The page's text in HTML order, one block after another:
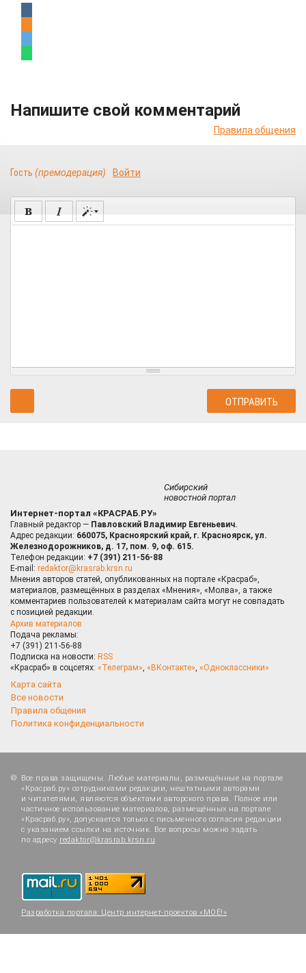
Напишите свой комментарий
Правила общения
Гость (премодерация) Войти
Сибирский
новостной портал
Интернет-портал «КРАСРАБ.РУ»
Главный редактор — Павловский Владимир Евгеньевич.
Адрес редакции: 660075, Красноярский край, г. Красноярск, ул.
Железнодорожников, д. 17, пом. 9, оф. 615.
Телефон редакции: +7 (391) 211-56-88
E-mail: redaktor@krasrab.krsn.ru
Мнения авторов статей, опубликованных на портале «Красраб»,
материалов, размещённых в разделах «Мнения», «Молва», а также
комментариев пользователей к материалам сайта могут не совпадать
с позицией редакции.
Архив материалов
Подача рекламы:
+7 (391) 211-56-88
Подписка на новости: RSS
«Красраб» в соцсетях: «Телеграм», «ВКонтакте», «Одноклассники»
Карта сайта
Все новости
Правила общения
Политика конфиденциальности
Все права защищены. Любые материалы, размещённые на портале
«Красраб.ру» сотрудниками редакции, нештатными авторами
и читателями, являются объектами авторского права. Полное или
частичное использование материалов, размещённых на портале
«Красраб.ру», допускается только с письменного согласия редакции
с указанием ссылки на источник. Все вопросы можно задать
по адресу redaktor@krasrab.krsn.ru.
Разработка портала: Центр интернет-проектов «МОЁ!»